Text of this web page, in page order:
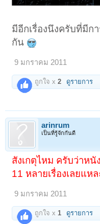
มีอีกเรื่องนึงครับที่มีก
กัน
9 มกราคม 2011
ถูกใจ x2 ดูรายการ
arinrum
เป็นที่รู้จักกันดี
สังเกตุไหม ครับว่าห
11 หลายเรื่องเลยแหล
9 มกราคม 2011
ถูกใจ x1 ดูรายการ